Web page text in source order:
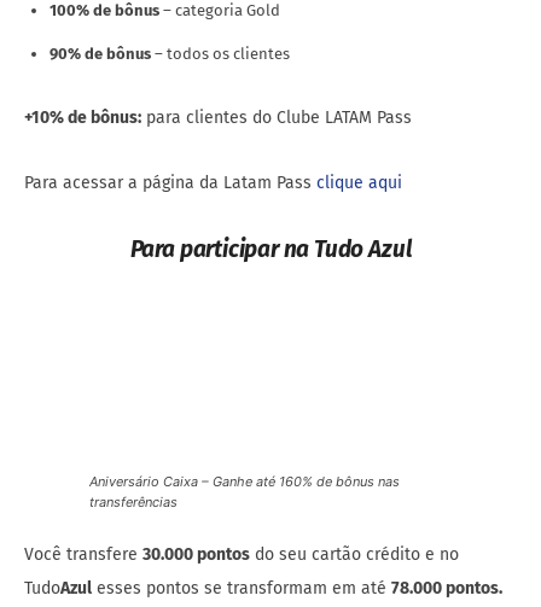
100% de bônus – categoria Gold
90% de bônus – todos os clientes
+10% de bônus: para clientes do Clube LATAM Pass
Para acessar a página da Latam Pass clique aqui
Para participar na Tudo Azul
Aniversário Caixa – Ganhe até 160% de bônus nas
transferências
Você transfere 30.000 pontos do seu cartão crédito e no
TudoAzul esses pontos se transformam em até 78.000 pontos.